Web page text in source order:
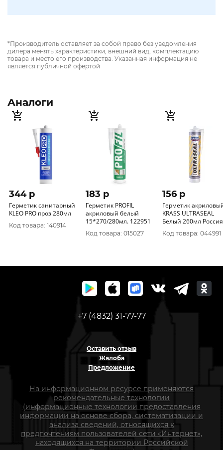
*Производитель оставляет за собой право без уведомления
дилера менять характеристики, внешний вид, комплектацию
товара и место его производства. Указанная информация не
является публичной офертой
Аналоги
344 p
Герметик санитарный
KLEO PRO проз 280мл
Код товара: 140914
183 p
Герметик PROFIL
акриловый белый
15*270/280мл. 122951
Код товара: 015027
156 p
Герметик
KRASS ULTRASEAL
Белый 260мл Россия
0005297
Код товара: 044991
+7 (4832) 31-77-77
Оставить отзыв
Жалоба
Предложение
На информационном ресурсе применяются
рекомендательные технологии
(информационные технологии предоставления
информации на основе сбора, систематизации и
анализа сведений, относящихся к
предпочтениям пользователей сети «Интернет»,
находящихся на территории Российской